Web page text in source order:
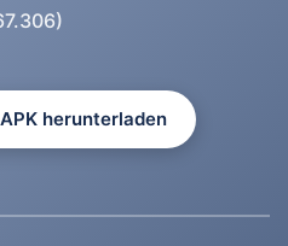
herunterladen